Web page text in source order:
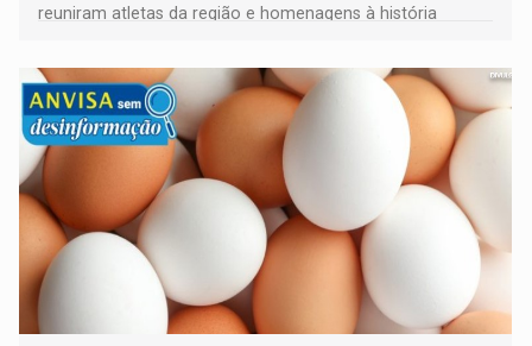
reuniram atletas da região e homenagens à história